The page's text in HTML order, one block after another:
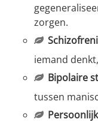
zorgen.
iemand
Bipolaire
tussen